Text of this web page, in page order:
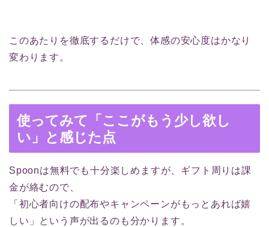
このあたりを徹底するだけで、体感の安心度はかなり
変わります。
使ってみて「ここがもう少し欲し
い」と感じた点
Spoonは無料でも十分楽しめますが、ギフト周りは課
金が絡むので、
「初心者向けの配布やキャンペーンがもっとあれば嬉
しい」という声が出るのも分かります。